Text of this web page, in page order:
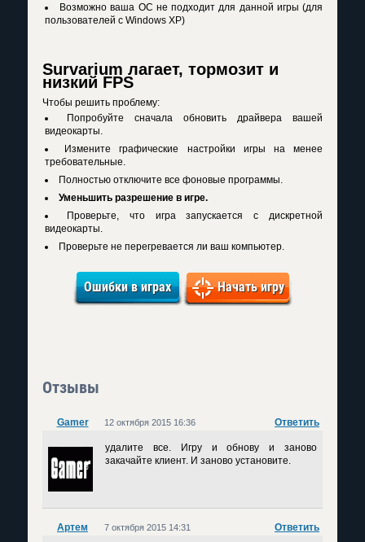
Возможно ваша OC не подходит для данной игры (для
пользователей с Windows XP)
Survarium лагает, тормозит и
низкий FPS
Чтобы решить проблему:
Попробуйте сначала обновить драйвера вашей
видеокарты.
Измените графические настройки игры на менее
требовательные.
Полностью отключите все фоновые программы.
Уменьшить разрешение в игре.
Проверьте, что игра запускается с дискретной
видеокарты.
Проверьте не перегревается ли ваш компьютер.
Ошибки в играх Начать игру
Отзывы
Gamer Ответить
12 октября 2015 16:36
удалите все. Игру и обнову и заново
закачайте клиент. И заново установите.
Артем Ответить
7 октября 2015 14:31